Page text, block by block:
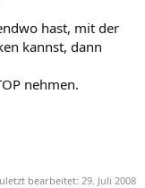
hast, mit der
kannst, dann
nehmen.
bearbeitet: 29. Juli 2008